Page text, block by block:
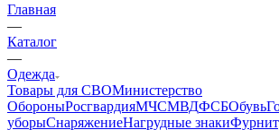
Главная
—
Каталог
—
Одежда
Товары для СВОМинистерство
ОбороныРосгвардияМЧСМВДФСБОбувь
уборыСнаряжениеНагрудные знаки